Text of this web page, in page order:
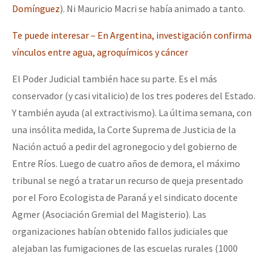
Domínguez). Ni Mauricio Macri se había animado a tanto.
Te puede interesar – En Argentina, investigación confirma
vínculos entre agua, agroquímicos y cáncer
El Poder Judicial también hace su parte. Es el más
conservador (y casi vitalicio) de los tres poderes del Estado.
Y también ayuda (al extractivismo). La última semana, con
una insólita medida, la Corte Suprema de Justicia de la
Nación actuó a pedir del agronegocio y del gobierno de
Entre Ríos. Luego de cuatro años de demora, el máximo
tribunal se negó a tratar un recurso de queja presentado
por el Foro Ecologista de Paraná y el sindicato docente
Agmer (Asociación Gremial del Magisterio). Las
organizaciones habían obtenido fallos judiciales que
alejaban las fumigaciones de las escuelas rurales (1000